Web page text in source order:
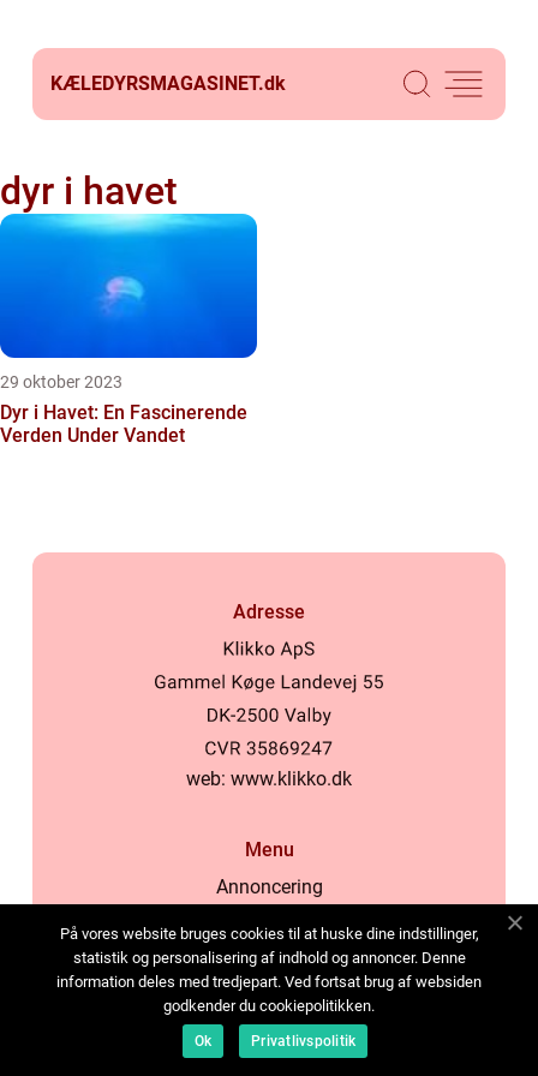
KÆLEDYRSMAGASINET.dk
dyr i havet
29 oktober 2023
Dyr i Havet: En Fascinerende
Verden Under Vandet
Adresse
web: www.klikko.dk
Menu
Annoncering
Cookies
Kontakt os
Sitemap
På vores website bruges cookies til at huske dine indstillinger,
statistik og personalisering af indhold og annoncer. Denne
information deles med tredjepart. Ved fortsat brug af websiden
godkender du cookiepolitikken.
Ok Privatlivspolitik